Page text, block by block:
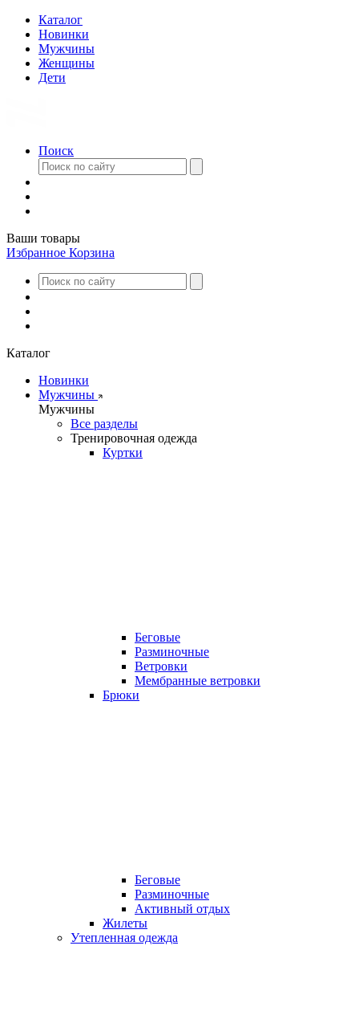
Каталог
Новинки
Мужчины
Женщины
Дети
Поиск
Ваши товары
Избранное Корзина
Каталог
Новинки
Мужчины
Мужчины
Все разделы
Тренировочная одежда
Куртки
Беговые
Разминочные
Ветровки
Мембранные ветровки
Брюки
Беговые
Разминочные
Активный отдых
Жилеты
Утепленная одежда